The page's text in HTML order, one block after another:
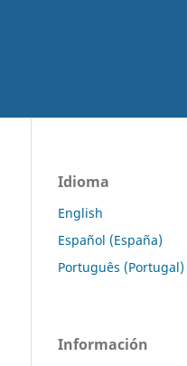
Idioma
English
Español (España)
Português (Portugal)
Información